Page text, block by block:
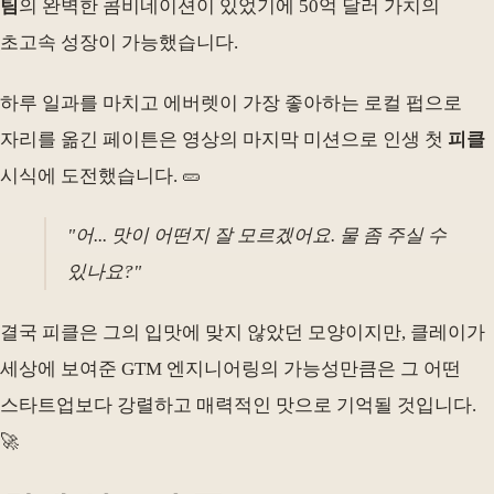
팀의 완벽한 콤비네이션이 있었기에 50억 달러 가치의
초고속 성장이 가능했습니다.
하루 일과를 마치고 에버렛이 가장 좋아하는 로컬 펍으로
자리를 옮긴 페이튼은 영상의 마지막 미션으로 인생 첫 피클
시식에 도전했습니다. 🥒
"어... 맛이 어떤지 잘 모르겠어요. 물 좀 주실 수
있나요?"
결국 피클은 그의 입맛에 맞지 않았던 모양이지만, 클레이가
세상에 보여준 GTM 엔지니어링의 가능성만큼은 그 어떤
스타트업보다 강렬하고 매력적인 맛으로 기억될 것입니다.
🚀